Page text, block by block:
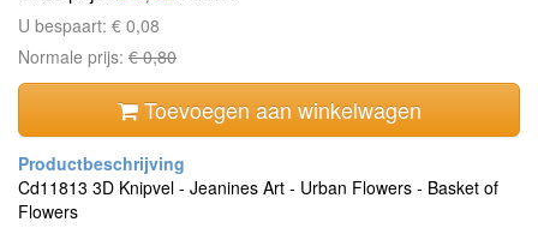
U bespaart: € 0,08
Normale prijs: € 0,80
Toevoegen aan winkelwagen
Cd11813 3D Knipvel - Jeanines Art - Urban Flowers - Basket of
Flowers